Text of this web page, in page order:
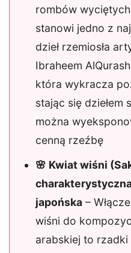
rombów
stanowi jedno z
dzieł rzemiosła
Ibraheem
która wykracza
stając się dziełem
można
cenną rzeźbę
🌸 Kwiat wiśni
japońska–
wiśni do
arabskiej to